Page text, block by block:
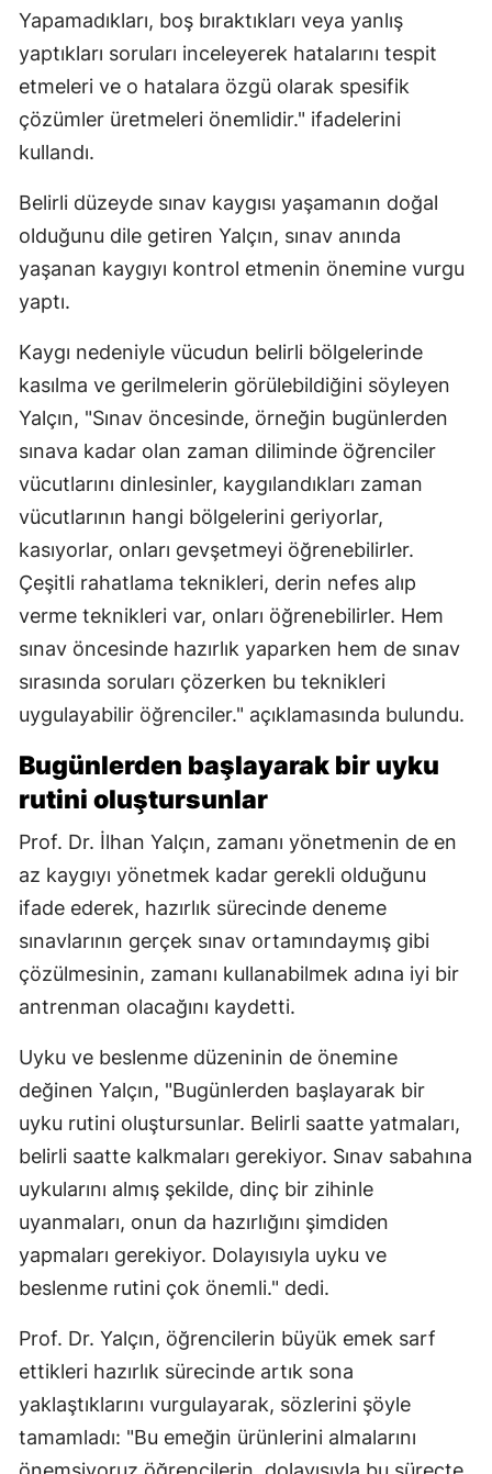
Yapamadıkları, boş bıraktıkları veya yanlış
yaptıkları soruları inceleyerek hatalarını tespit
etmeleri ve o hatalara özgü olarak spesifik
çözümler üretmeleri önemlidir." ifadelerini
kullandı.
Belirli düzeyde sınav kaygısı yaşamanın doğal
olduğunu dile getiren Yalçın, sınav anında
yaşanan kaygıyı kontrol etmenin önemine vurgu
yaptı.
Kaygı nedeniyle vücudun belirli bölgelerinde
kasılma ve gerilmelerin görülebildiğini söyleyen
Yalçın, "Sınav öncesinde, örneğin bugünlerden
sınava kadar olan zaman diliminde öğrenciler
vücutlarını dinlesinler, kaygılandıkları zaman
vücutlarının hangi bölgelerini geriyorlar,
kasıyorlar, onları gevşetmeyi öğrenebilirler.
Çeşitli rahatlama teknikleri, derin nefes alıp
verme teknikleri var, onları öğrenebilirler. Hem
sınav öncesinde hazırlık yaparken hem de sınav
sırasında soruları çözerken bu teknikleri
uygulayabilir öğrenciler." açıklamasında bulundu.
Bugünlerden başlayarak bir uyku
rutini oluştursunlar
Prof. Dr. İlhan Yalçın, zamanı yönetmenin de en
az kaygıyı yönetmek kadar gerekli olduğunu
ifade ederek, hazırlık sürecinde deneme
sınavlarının gerçek sınav ortamındaymış gibi
çözülmesinin, zamanı kullanabilmek adına iyi bir
antrenman olacağını kaydetti.
Uyku ve beslenme düzeninin de önemine
değinen Yalçın, "Bugünlerden başlayarak bir
uyku rutini oluştursunlar. Belirli saatte yatmaları,
belirli saatte kalkmaları gerekiyor. Sınav sabahına
uykularını almış şekilde, dinç bir zihinle
uyanmaları, onun da hazırlığını şimdiden
yapmaları gerekiyor. Dolayısıyla uyku ve
beslenme rutini çok önemli." dedi.
Prof. Dr. Yalçın, öğrencilerin büyük emek sarf
ettikleri hazırlık sürecinde artık sona
yaklaştıklarını vurgulayarak, sözlerini şöyle
tamamladı: "Bu emeğin ürünlerini almalarını